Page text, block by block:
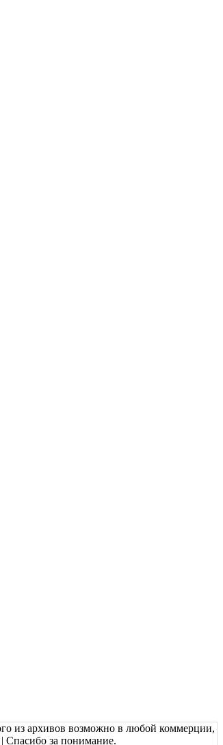
из архивов возможно в любой коммерции,
Спасибо за понимание.